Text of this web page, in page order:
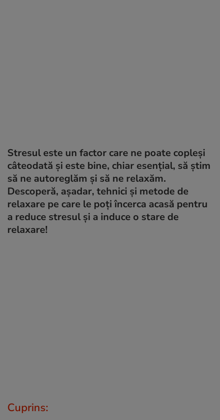
Stresul este un factor care ne poate copleși
câteodată și este bine, chiar esențial, să știm
să ne autoreglăm și să ne relaxăm.
Descoperă, așadar, tehnici și metode de
relaxare pe care le poți încerca acasă pentru
a reduce stresul și a induce o stare de
relaxare!
Cuprins: